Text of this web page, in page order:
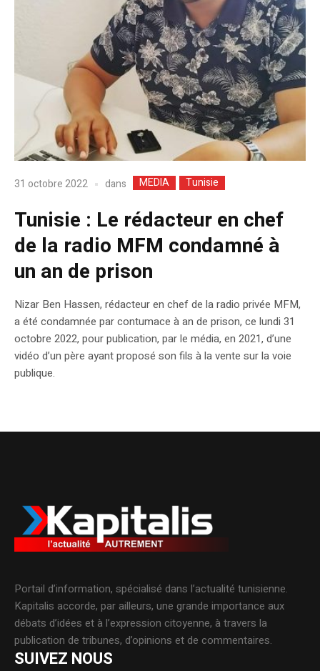
31 octobre 2022 dans MEDIA Tunisie
Tunisie : Le rédacteur en chef
de la radio MFM condamné à
un an de prison
Nizar Ben Hassen, rédacteur en chef de la radio privée MFM,
a été condamnée par contumace à an de prison, ce lundi 31
octobre 2022, pour publication, par le média, en 2021, d’une
vidéo d’un père ayant proposé son fils à la vente sur la voie
publique.
Portail d’information, spécialisé dans l’actualité tunisienne.
Kapitalis accorde, par ailleurs, une grande importance aux
débats d’idées et à l’expression citoyenne, à travers la
publication de tribunes, d’opinions et de commentaires.
SUIVEZ NOUS